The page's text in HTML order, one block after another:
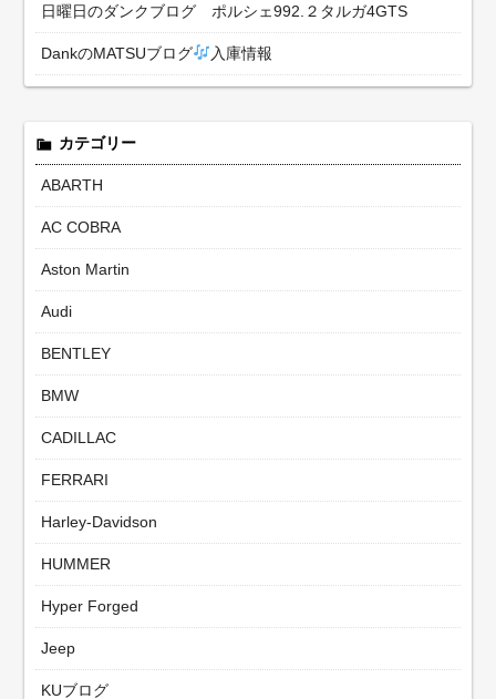
日曜日のダンクブログ ポルシェ992.２タルガ4GTS
DankのMATSUブログ 入庫情報
カテゴリー
ABARTH
AC COBRA
Aston Martin
Audi
BENTLEY
BMW
CADILLAC
FERRARI
Harley-Davidson
HUMMER
Hyper Forged
Jeep
KUブログ